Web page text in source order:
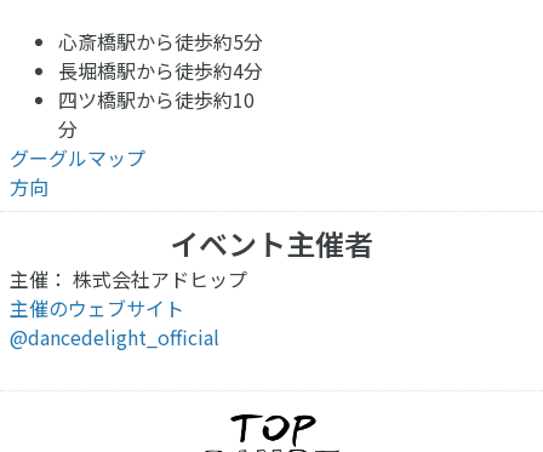
心斎橋駅から徒歩約5分
長堀橋駅から徒歩約4分
四ツ橋駅から徒歩約10
分
グーグルマップ
方向
イベント主催者
主催： 株式会社アドヒップ
主催のウェブサイト
@dancedelight_official